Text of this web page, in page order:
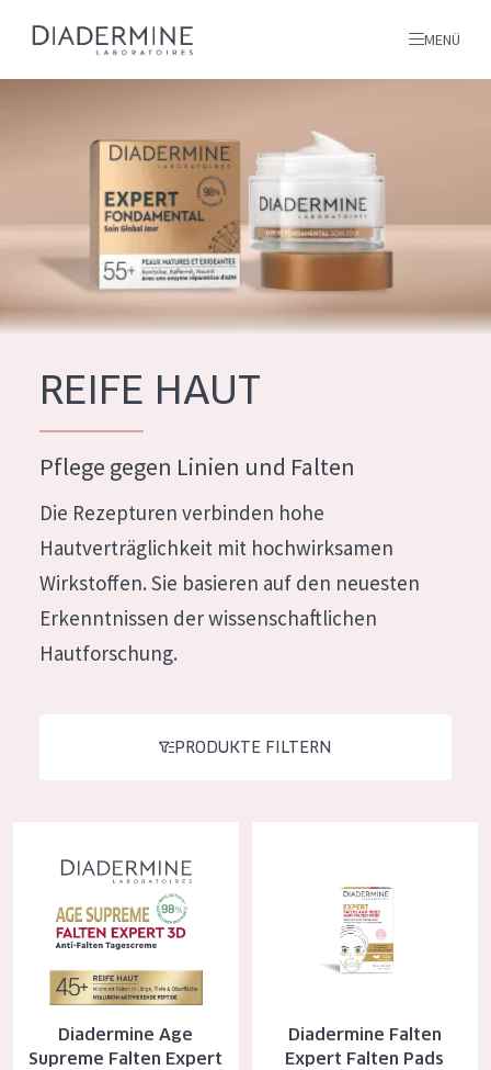
PRODUKTTYP
Feuchtigkeit und Ausstrahlung
Faltenreduzierung
Hautregeneration
Serum
Reinigung
Essentials
Lift+
ALLE PRODUKTE
MENÜ
Startseite
inhaltsstoffe
Über uns
Inspiration
Kontakt
French
German
Greek
REIFE HAUT
Pflege gegen Linien und Falten
Die Rezepturen verbinden hohe
Hautverträglichkeit mit hochwirksamen
Wirkstoffen. Sie basieren auf den neuesten
Erkenntnissen der wissenschaftlichen
Hautforschung.
PRODUKTE FILTERN
Diadermine Age
Supreme Falten Expert
Diadermine Falten
Expert Falten Pads